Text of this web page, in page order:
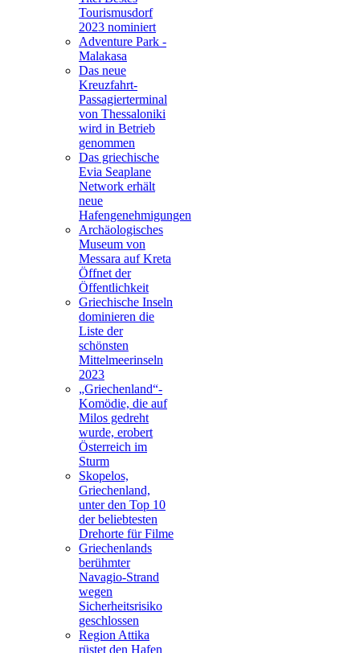
Tourismusdorf
2023 nominiert
Adventure Park -
Malakasa
Das neue
Kreuzfahrt-
Passagierterminal
von Thessaloniki
wird in Betrieb
genommen
Das griechische
Evia Seaplane
Network erhält
neue
Hafengenehmigungen
Archäologisches
Museum von
Messara auf Kreta
Öffnet der
Öffentlichkeit
Griechische Inseln
dominieren die
Liste der
schönsten
Mittelmeerinseln
2023
„Griechenland“-
Komödie, die auf
Milos gedreht
wurde, erobert
Österreich im
Sturm
Skopelos,
Griechenland,
unter den Top 10
der beliebtesten
Drehorte für Filme
Griechenlands
berühmter
Navagio-Strand
wegen
Sicherheitsrisiko
geschlossen
Region Attika
rüstet den Hafen